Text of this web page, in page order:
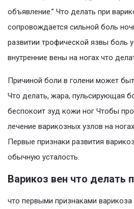
объявление.” Что делать при
сопровождается сильной боль
развитии трофической язвы боль
внутренние вены на ногах что
Причиной боли в голени может
Что делать, жара, пульсирующая
беспокоит зуд кожи ног Чтобы
лечение варикозных узлов на
Первые признаки развития
обычную усталость.
Варикоз вен что делать
что первыми признаками